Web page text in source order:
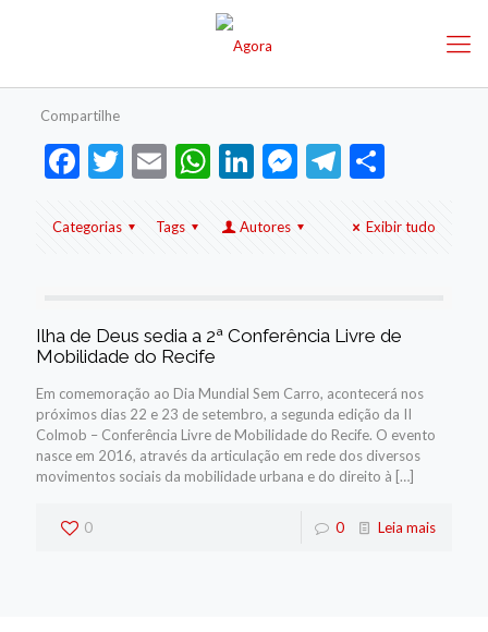
Compartilhe
Facebook
Twitter
EmailWhatsApp
LinkedIn
Messenger
Telegram
Share
Categorias Tags Autores Exibir tudo
Ilha de Deus sedia a 2ª Conferência Livre de
Mobilidade do Recife
Em comemoração ao Dia Mundial Sem Carro, acontecerá nos
próximos dias 22 e 23 de setembro, a segunda edição da II
Colmob – Conferência Livre de Mobilidade do Recife. O evento
nasce em 2016, através da articulação em rede dos diversos
movimentos sociais da mobilidade urbana e do direito à […]
0 0 Leia mais